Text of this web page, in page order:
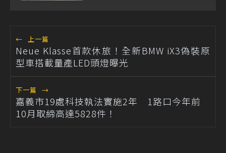
← 上一篇
Neue Klasse首款休旅！全新BMW iX3偽裝原
型車搭載量產LED頭燈曝光
下一篇 →
嘉義市19處科技執法實施2年 1路口今年前
10月取締高達5828件！